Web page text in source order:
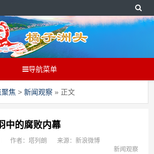
导航菜单
焦 >新闻观察 » 正文
中的腐败内幕
作者：塔列朗
来源：新浪微博
新闻观察